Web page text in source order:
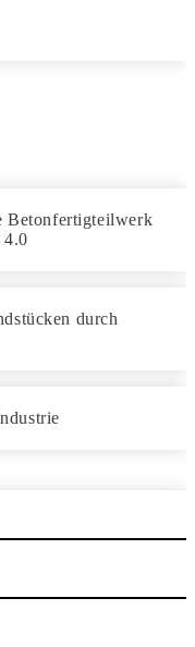
Betonfertigteilwerk
durch